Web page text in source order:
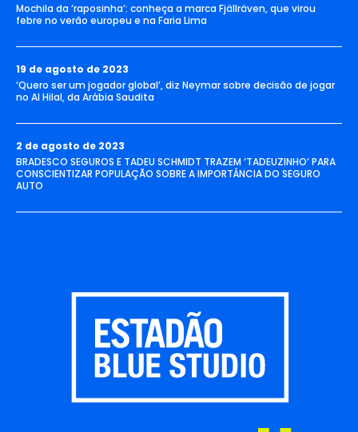
Mochila da ‘raposinha’: conheça a marca Fjällräven, que virou
febre no verão europeu e na Faria Lima
19 de agosto de 2023
‘Quero ser um jogador global’, diz Neymar sobre decisão de jogar
no Al Hilal, da Arábia Saudita
2 de agosto de 2023
BRADESCO SEGUROS E TADEU SCHMIDT TRAZEM ‘TADEUZINHO’ PARA
CONSCIENTIZAR POPULAÇÃO SOBRE A IMPORTÂNCIA DO SEGURO
AUTO